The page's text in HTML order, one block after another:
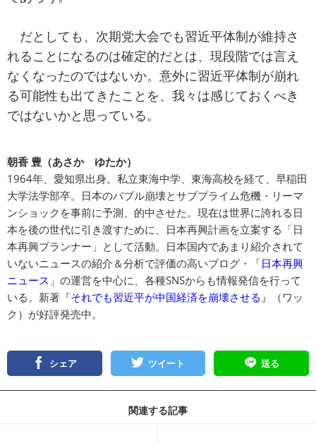
だとしても、次期党大会でも習近平体制が維持さ
れることになるのは確定的だとは、現段階では言え
なくなったのではないか。意外に習近平体制が崩れ
る可能性も出てきたことを、我々は感じておくべき
ではないかと思っている。
朝香 豊（あさか ゆたか）
1964年、愛知県出身。私立東海中学、東海高校を経て、早稲田
大学法学部卒。日本のバブル崩壊とサブプライム危機・リーマ
ンショックを事前に予測、的中させた。現在は世界に誇れる日
本を後の世代に引き渡すために、日本再興計画を立案する「日
本再興プランナー」として活動。日本国内であまり紹介されて
いないニュースの紹介＆分析で評価の高いブログ・「日本再興
ニュース 」の運営を中心に、各種SNSからも情報発信を行って
いる。新著『それでも習近平が中国経済を崩壊させる 』（ワッ
ク）が好評発売中。
シェア ツイート 送る
関連する記事